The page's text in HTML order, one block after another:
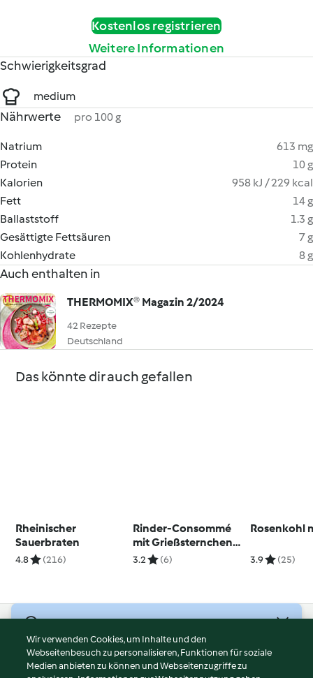
Kostenlos registrieren
Weitere Informationen
Schwierigkeitsgrad
medium
Nährwerte pro 100 g
Natrium
613 mg
Protein
10 g
Kalorien
958 kJ / 229 kcal
Fett
14 g
Ballaststoff
1.3 g
Gesättigte Fettsäuren
7 g
Kohlenhydrate
8 g
Auch enthalten in
THERMOMIX® Magazin 2/2024
42 Rezepte
Deutschland
Das könnte dir auch gefallen
Rheinischer
Sauerbraten
4.8 (216)
Rinder-Consommé
mit Grießsternchen
und Gemüseeinlage
3.2 (6)
Rosenkohl
3.9 (25)
Nutzungsbedingungen
Datenschutzrichtlinien
Wir verwenden Cookies, um Inhalte und den
Webseitenbesuch zu personalisieren, Funktionen für soziale
Medien anbieten zu können und Webseitenzugriffe zu